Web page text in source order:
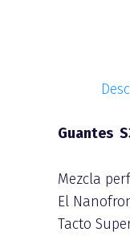
Guantes
Mezcla
El
Tacto